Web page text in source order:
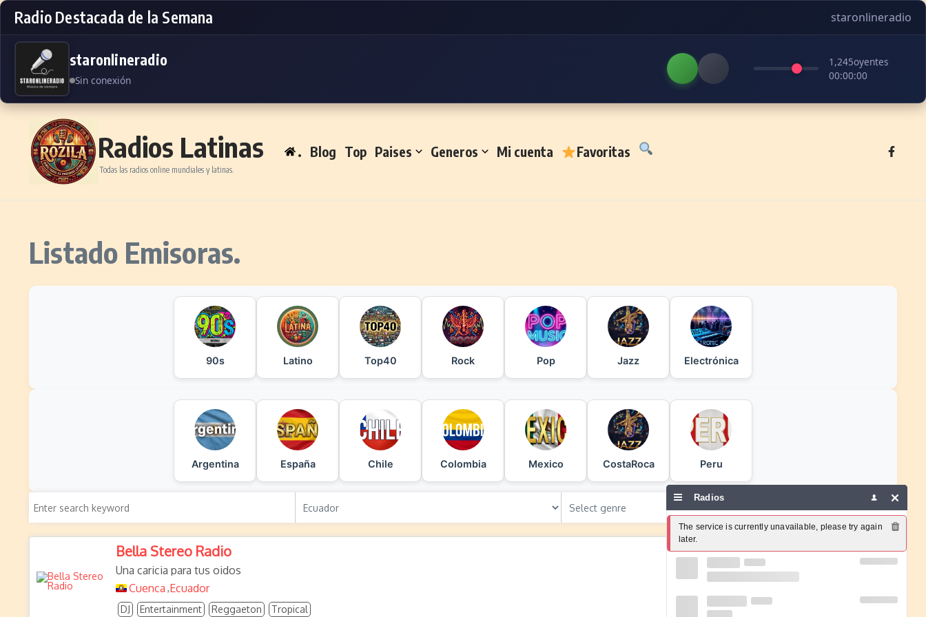
Radio Destacada de la Semana staronlineradio
staronlineradio
Sin conexión
1,245oyentes
00:00:00
Skip to content
Radios Latinas
Todas las radios online mundiales y latinas.
. Blog Top Paises Generos Mi cuenta Favoritas
Listado Emisoras.
90s Latino Top40 Rock Pop Jazz Electrónica
Argentina España Chile Colombia Mexico CostaRoca Peru
Search
Bella Stereo Radio
Una caricia para tus oidos
Cuenca ,Ecuador
DJ Entertainment Reggaeton Tropical
Radios
The service is currently unavailable, please try again
later.